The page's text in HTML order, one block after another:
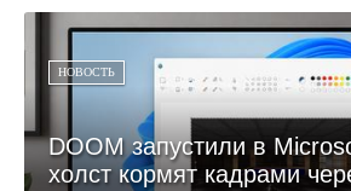
НОВОСТЬ
DOOM запустили в
холст кормят кадрами